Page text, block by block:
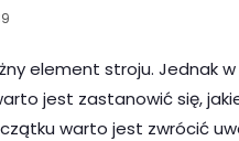
element stroju. Jednak
jest zastanowić się,
warto jest zwrócić